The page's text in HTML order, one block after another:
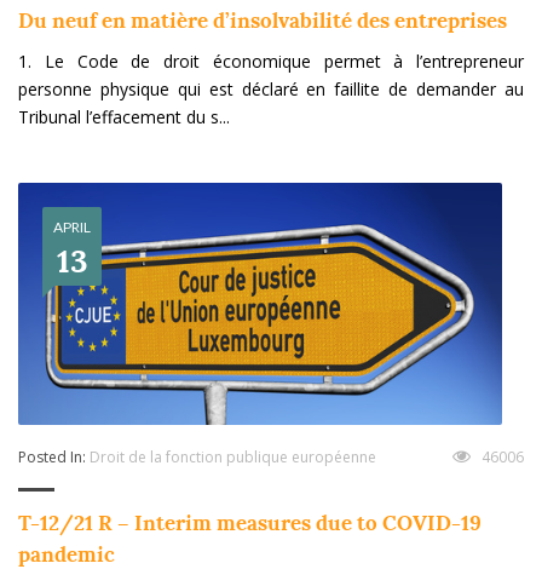
Du neuf en matière d’insolvabilité des entreprises
1. Le Code de droit économique permet à l’entrepreneur
personne physique qui est déclaré en faillite de demander au
Tribunal l’effacement du s...
APRIL
13
Posted In: Droit de la fonction publique européenne 46006
T-12/21 R – Interim measures due to COVID-19
pandemic